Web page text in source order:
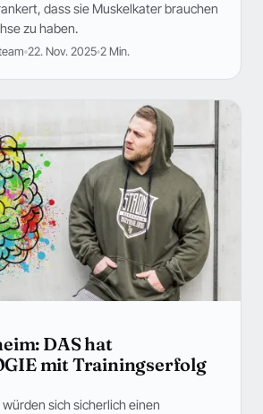
dass sie Muskelkater brauchen
zu haben.
22. Nov. 2025 2 Min.
DAS hat
mit Trainingserfolg
sich sicherlich einen